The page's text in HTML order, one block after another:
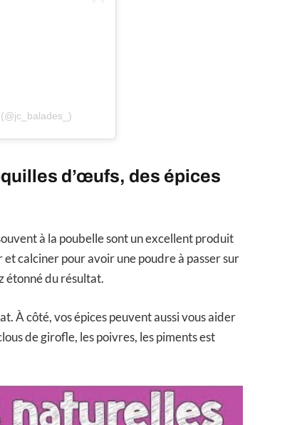
d’œufs, des épices
à la poubelle sont un excellent produit
calciner pour avoir une poudre à passer sur
étonné du résultat.
À côté, vos épices peuvent aussi vous aider
de girofle, les poivres, les piments est